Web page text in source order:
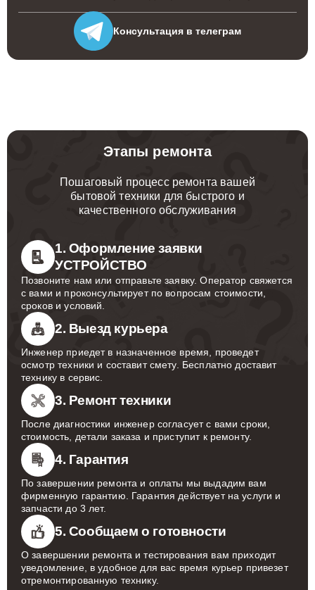
Консультация в телеграм
Этапы ремонта
Пошаговый процесс ремонта вашей
бытовой техники для быстрого и
качественного обслуживания
1. Оформление заявки
УСТРОЙСТВО
Позвоните нам или отправьте заявку. Оператор свяжется
с вами и проконсультирует по вопросам стоимости,
сроков и условий.
2. Выезд курьера
Инженер приедет в назначенное время, проведет
осмотр техники и составит смету. Бесплатно доставит
технику в сервис.
3. Ремонт техники
После диагностики инженер согласует с вами сроки,
стоимость, детали заказа и приступит к ремонту.
4. Гарантия
По завершении ремонта и оплаты мы выдадим вам
фирменную гарантию. Гарантия действует на услуги и
запчасти до 3 лет.
5. Сообщаем о готовности
О завершении ремонта и тестирования вам приходит
уведомление, в удобное для вас время курьер привезет
отремонтированную технику.